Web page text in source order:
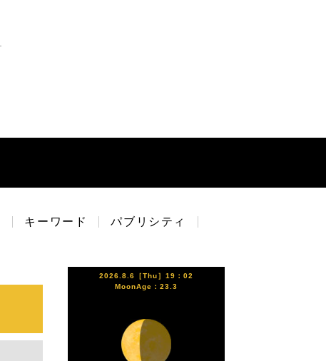
キーワード パブリシティ
2026.8.6［Thu］19：02
MoonAge：23.3